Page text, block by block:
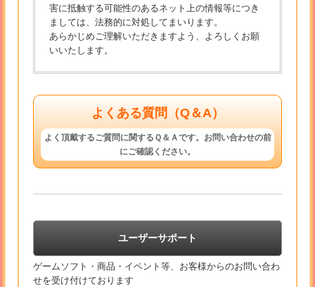
害に抵触する可能性のあるネット上の情報等につき
ましては、法務的に対処してまいります。
あらかじめご理解いただきますよう、よろしくお願
いいたします。
よくある質問（Q＆A）
よく頂戴するご質問に関するＱ＆Ａです。お問い合わせの前
にご確認ください。
ユーザーサポート
ゲームソフト・商品・イベント等、お客様からのお問い合わ
せを受け付けております